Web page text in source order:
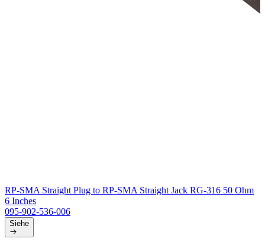
RP-SMA Straight Plug to RP-SMA Straight Jack RG-316 50 Ohm
6 Inches
095-902-536-006
Siehe